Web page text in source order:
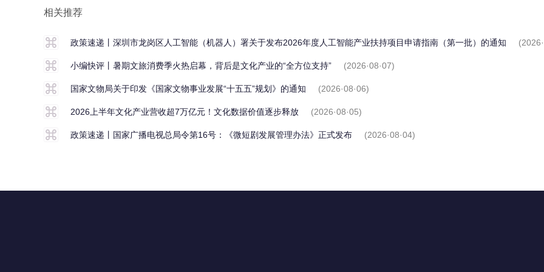
相关推荐
政策速递丨深圳市龙岗区人工智能（机器人）署关于发布2026年度人工智能产业扶持项目申请指南（第一批）的通知
小编快评丨暑期文旅消费季火热启幕，背后是文化产业的“全方位支持” (2026·08·07)
国家文物局关于印发《国家文物事业发展“十五五”规划》的通知 (2026·08·06)
2026上半年文化产业营收超7万亿元！文化数据价值逐步释放 (2026·08·05)
政策速递丨国家广播电视总局令第16号：《微短剧发展管理办法》正式发布 (2026·08·04)